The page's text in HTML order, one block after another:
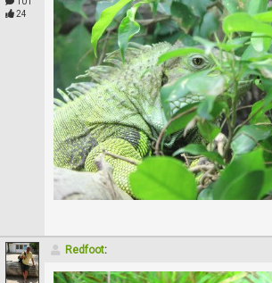
24
Redfoot: